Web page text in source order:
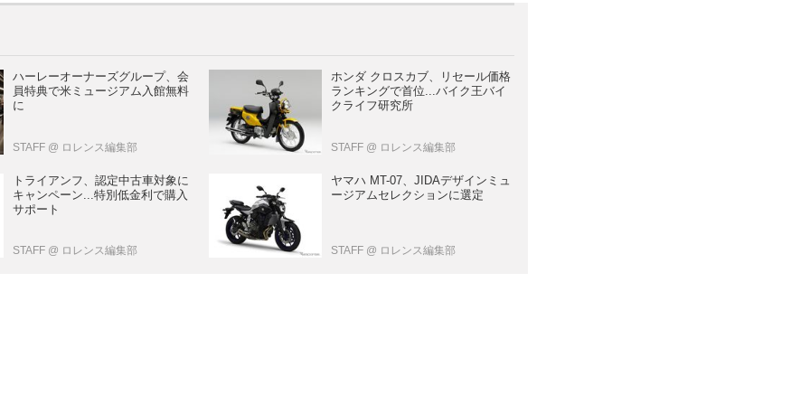
ハーレーオーナーズグループ、会
員特典で米ミュージアム入館無料
に
STAFF @ ロレンス編集部
ホンダ クロスカブ、リセール価格
ランキングで首位...バイク王バイ
クライフ研究所
STAFF @ ロレンス編集部
トライアンフ、認定中古車対象に
キャンペーン...特別低金利で購入
サポート
STAFF @ ロレンス編集部
ヤマハ MT-07、JIDAデザインミュ
ージアムセレクションに選定
STAFF @ ロレンス編集部